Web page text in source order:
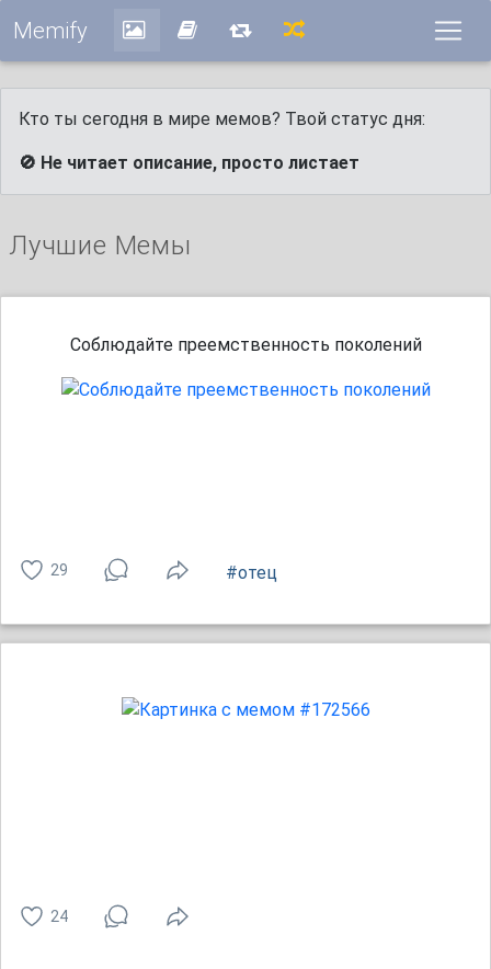
Memify
Кто ты сегодня в мире мемов? Твой статус дня:
🚫 Не читает описание, просто листает
Лучшие Мемы
Соблюдайте преемственность поколений
29 #отец
24